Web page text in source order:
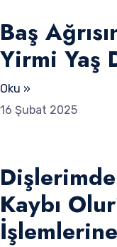
Baş
Yirmi Yaş
Oku »
16 Şubat 2025
Kaybı